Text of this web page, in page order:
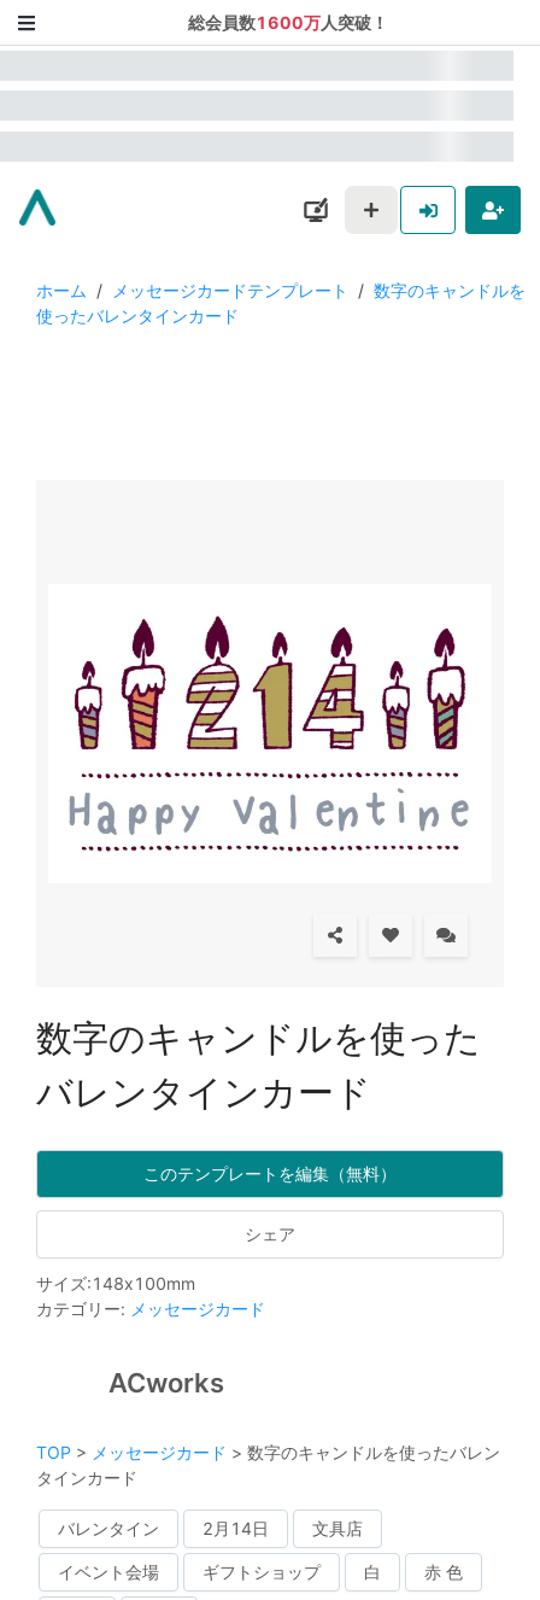
総会員数1600万人突破！
ホーム / メッセージカードテンプレート / 数字のキャンドルを
使ったバレンタインカード
数字のキャンドルを使った
バレンタインカード
このテンプレートを編集（無料）
シェア
サイズ:148x100mm
カテゴリー: メッセージカード
ACworks
TOP > メッセージカード > 数字のキャンドルを使ったバレン
タインカード
バレンタイン 2月14日 文具店
イベント会場 ギフトショップ 白 赤 色